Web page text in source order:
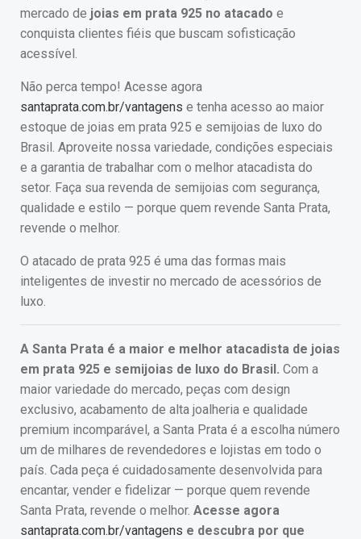
mercado de joias em prata 925 no atacado e
conquista clientes fiéis que buscam sofisticação
acessível.
Não perca tempo! Acesse agora
santaprata.com.br/vantagens e tenha acesso ao maior
estoque de joias em prata 925 e semijoias de luxo do
Brasil. Aproveite nossa variedade, condições especiais
e a garantia de trabalhar com o melhor atacadista do
setor. Faça sua revenda de semijoias com segurança,
qualidade e estilo — porque quem revende Santa Prata,
revende o melhor.
O atacado de prata 925 é uma das formas mais
inteligentes de investir no mercado de acessórios de
luxo.
A Santa Prata é a maior e melhor atacadista de joias
em prata 925 e semijoias de luxo do Brasil. Com a
maior variedade do mercado, peças com design
exclusivo, acabamento de alta joalheria e qualidade
premium incomparável, a Santa Prata é a escolha número
um de milhares de revendedores e lojistas em todo o
país. Cada peça é cuidadosamente desenvolvida para
encantar, vender e fidelizar — porque quem revende
Santa Prata, revende o melhor. Acesse agora
santaprata.com.br/vantagens e descubra por que